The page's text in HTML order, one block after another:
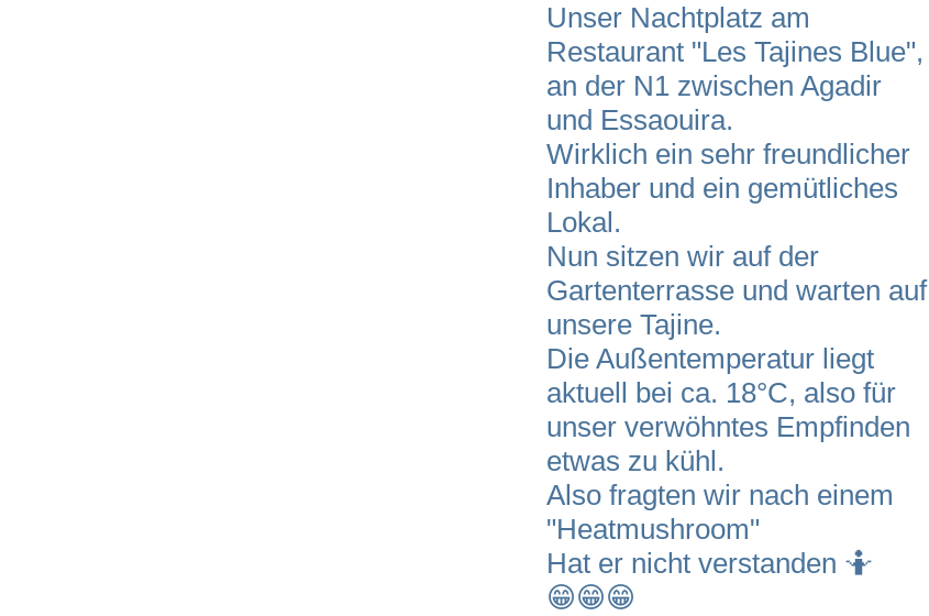
Unser Nachtplatz am
Restaurant "Les Tajines Blue",
an der N1 zwischen Agadir
und Essaouira.
Wirklich ein sehr freundlicher
Inhaber und ein gemütliches
Lokal.
Nun sitzen wir auf der
Gartenterrasse und warten auf
unsere Tajine.
Die Außentemperatur liegt
aktuell bei ca. 18°C, also für
unser verwöhntes Empfinden
etwas zu kühl.
Also fragten wir nach einem
"Heatmushroom"
Hat er nicht verstanden 🤷
😁😁😁